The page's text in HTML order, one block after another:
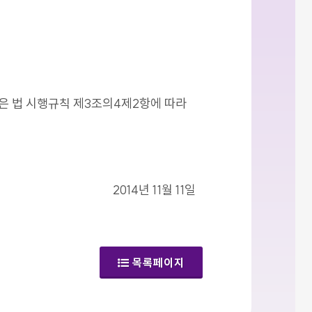
법 시행규칙 제3조의4제2항에 따라
2014년 11월 11일
목록페이지